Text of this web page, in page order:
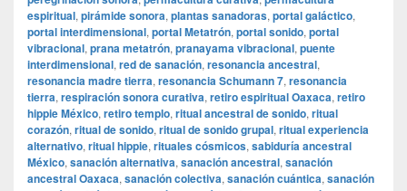
espiritual, pirámide sonora, plantas sanadoras, portal galáctico,
portal interdimensional, portal Metatrón, portal sonido, portal
vibracional, prana metatrón, pranayama vibracional, puente
interdimensional, red de sanación, resonancia ancestral,
resonancia madre tierra, resonancia Schumann 7, resonancia
tierra, respiración sonora curativa, retiro espiritual Oaxaca, retiro
hippie México, retiro templo, ritual ancestral de sonido, ritual
corazón, ritual de sonido, ritual de sonido grupal, ritual experiencia
alternativo, ritual hippie, rituales cósmicos, sabiduría ancestral
México, sanación alternativa, sanación ancestral, sanación
ancestral Oaxaca, sanación colectiva, sanación cuántica, sanación